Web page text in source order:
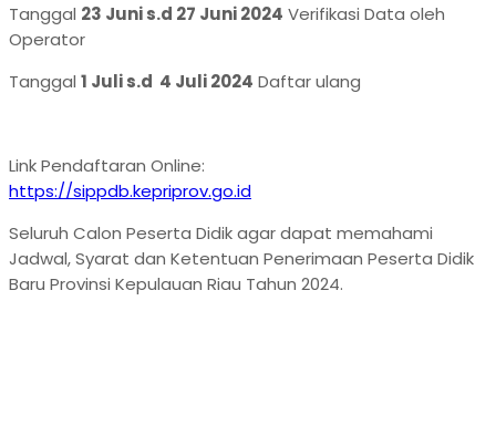
Tanggal 23 Juni s.d 27 Juni 2024 Verifikasi Data oleh
Operator
Tanggal 1 Juli s.d 4 Juli 2024 Daftar ulang
Link Pendaftaran Online:
https://sippdb.kepriprov.go.id
Seluruh Calon Peserta Didik agar dapat memahami
Jadwal, Syarat dan Ketentuan Penerimaan Peserta Didik
Baru Provinsi Kepulauan Riau Tahun 2024.